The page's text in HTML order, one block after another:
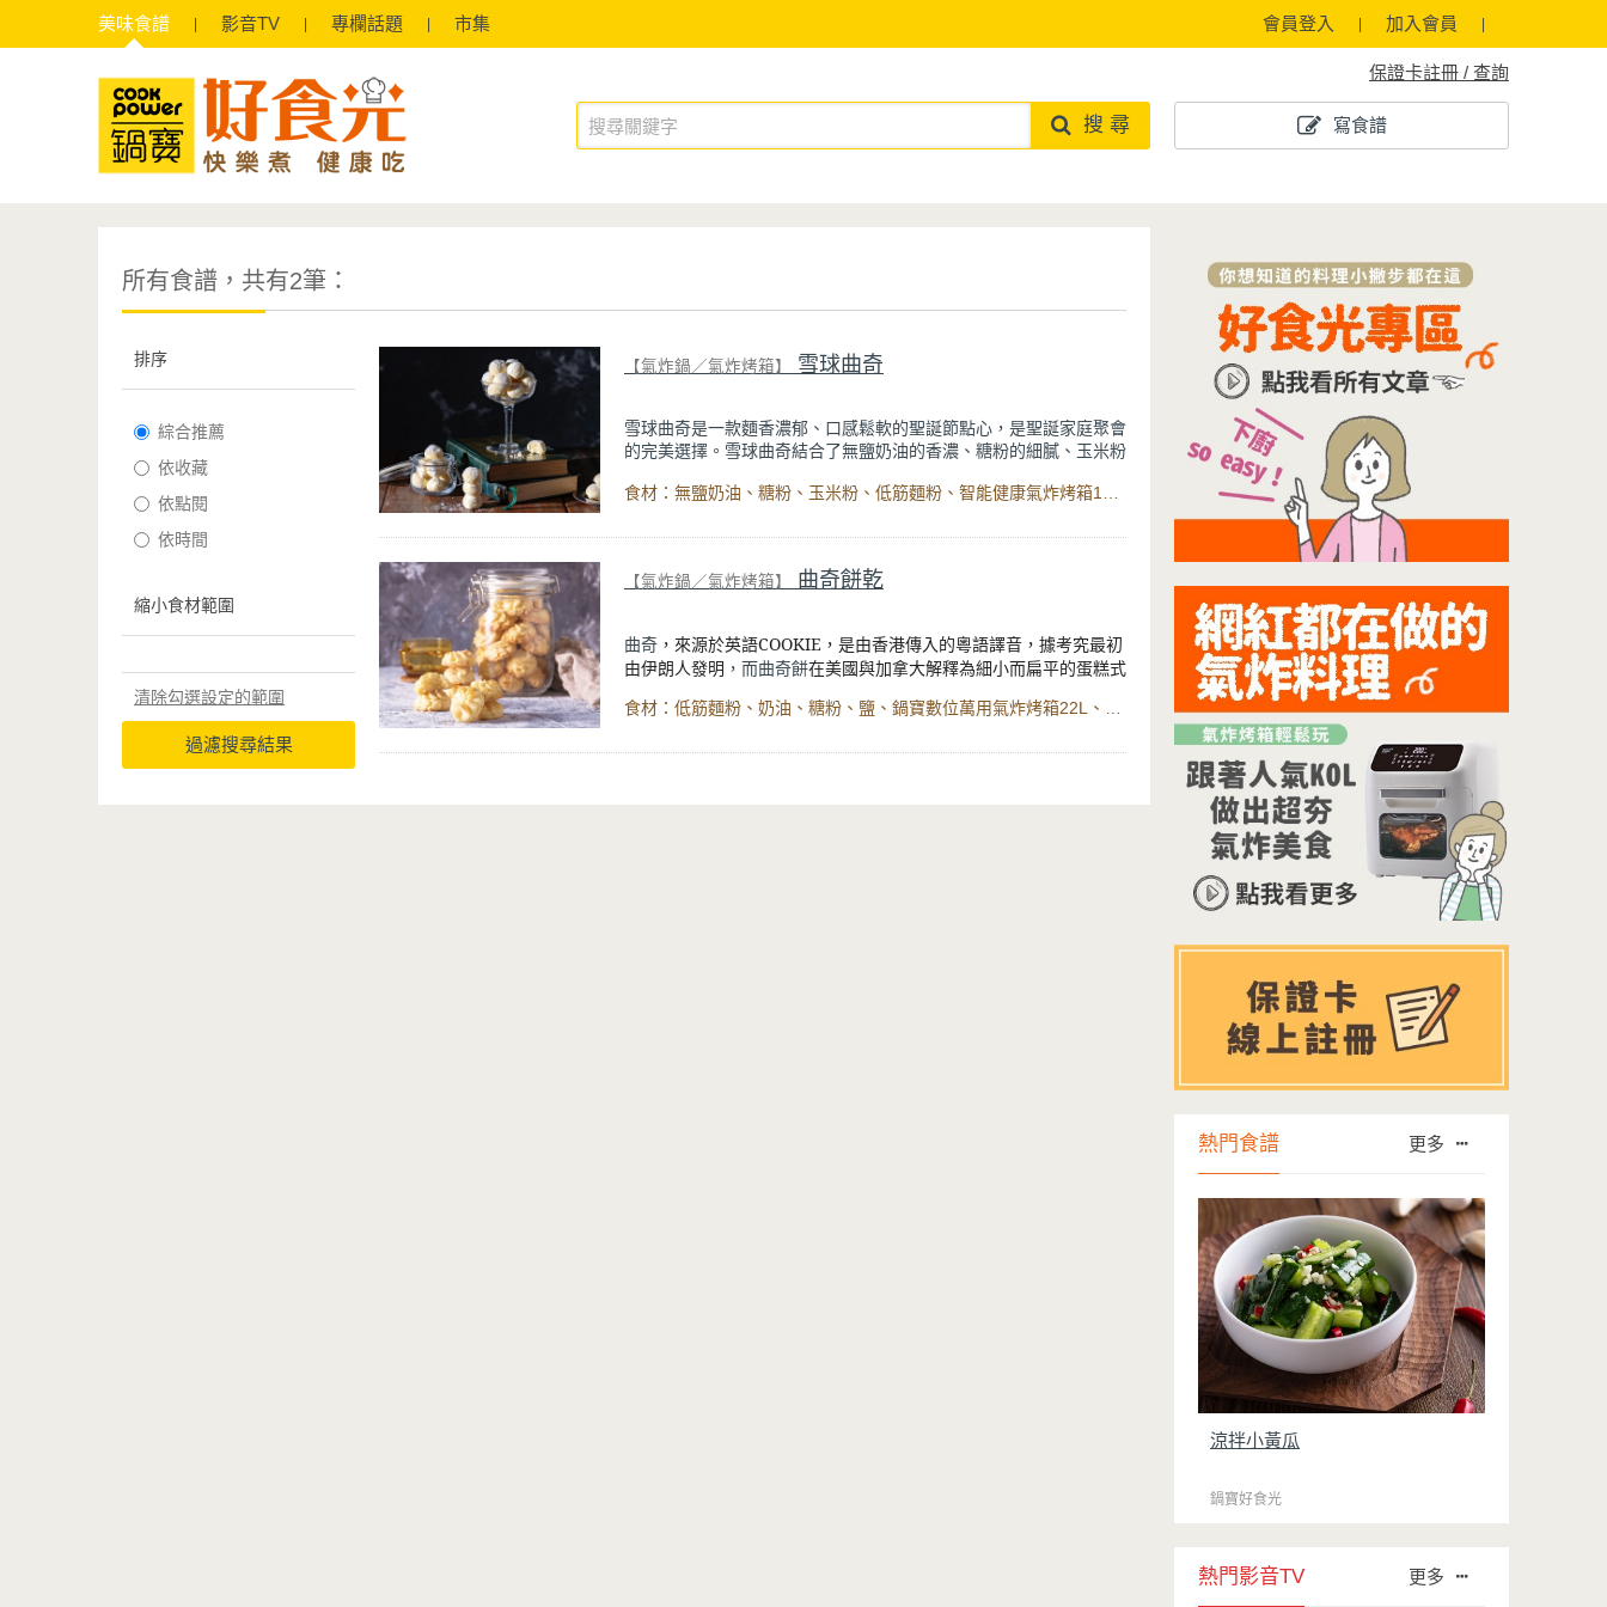
美味食譜 影音TV 專欄話題 市集 會員登入 加入會員
保證卡註冊 / 查詢
寫食譜
搜 尋
所有食譜，共有2筆：
排序
綜合推薦
依收藏
依點閱
依時間
縮小食材範圍
清除勾選設定的範圍
過濾搜尋結果
【氣炸鍋／氣炸烤箱】 雪球曲奇
雪球曲奇是一款麵香濃郁、口感鬆軟的聖誕節點心，是聖誕家庭聚會
的完美選擇。雪球曲奇結合了無鹽奶油的香濃、糖粉的細膩、玉米粉
美組合。
用氣炸烤箱烘烤，最後撒上糖粉，就完成雪花紛飛的可愛小雪球，成
【氣炸鍋／氣炸烤箱】 曲奇餅乾
曲奇 ，來源於英語COOKIE，是由香港傳入的粵語譯音， 據考究最初
由伊朗人發明 ，而曲奇餅在美國與加拿大解釋為細小而扁平的蛋糕式
呈現外觀稜線明顯的花紋，但口感鬆脆適中，由於小巧可愛，很適合
熱門食譜 更多
涼拌小黃瓜
鍋寶好食光
熱門影音TV 更多